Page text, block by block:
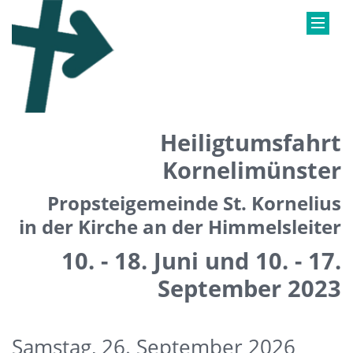
Heiligtumsfahrt
Kornelimünster
Propsteigemeinde St. Kornelius
in der Kirche an der Himmelsleiter
10. - 18. Juni und 10. - 17.
September 2023
Samstag, 26. September 2026